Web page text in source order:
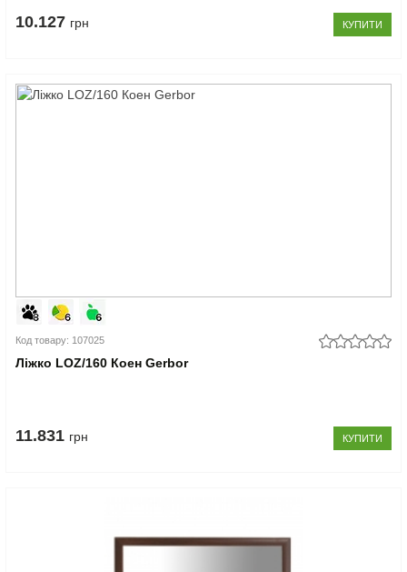
10.127 грн КУПИТИ
Код товару: 107025
Ліжко LOZ/160 Коен Gerbor
11.831 грн КУПИТИ